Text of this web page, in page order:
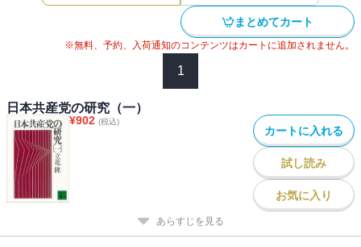
まとめてカート
※無料、予約、入荷通知のコンテンツはカートに追加されません。
1
日本共産党の研究（一）
¥902 (税込)
カートに入れる
試し読み
お気に入り
あらすじを見る